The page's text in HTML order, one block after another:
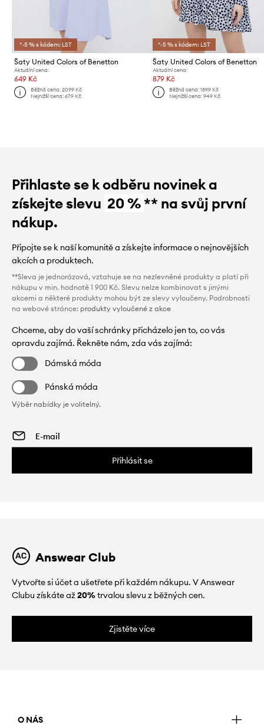
*-5 % s kódem: LST
Šaty United Colors of Benetton
Aktuální cena:
649 Kč
Běžná cena:2099 Kč
Nejnižší cena:679 Kč
*-5 % s kódem: LST
Šaty United Colors of Benetton
Aktuální cena:
879 Kč
Běžná cena: 1899 Kč
Nejnižší cena: 949 Kč
Přihlaste se k odběru novinek a
získejte slevu 20 %** na svůj první
nákup.
Připojte se k naší komunitě a získejte informace o nejnovějších
akcích a produktech.
**Sleva je jednorázová, vztahuje se na nezlevněné produkty a platí při
nákupu v min. hodnotě 1 900 Kč. Slevu nelze kombinovat s jinými
akcemi a některé produkty mohou být ze slevy vyloučeny. Podrobnosti
na webové stránce: produkty vyloučené z akce
Chceme, aby do vaší schránky přicházelo jen to, co vás
opravdu zajímá. Řekněte nám, zda vás zajímá:
Dámská móda
Pánská móda
Výběr nabídky je volitelný.
Přihlásit se
Answear Club
Vytvořte si účet a ušetřete při každém nákupu. V Answear
Clubu získáte až20%trvalou slevu z běžných cen.
Zjistěte více
O NÁS